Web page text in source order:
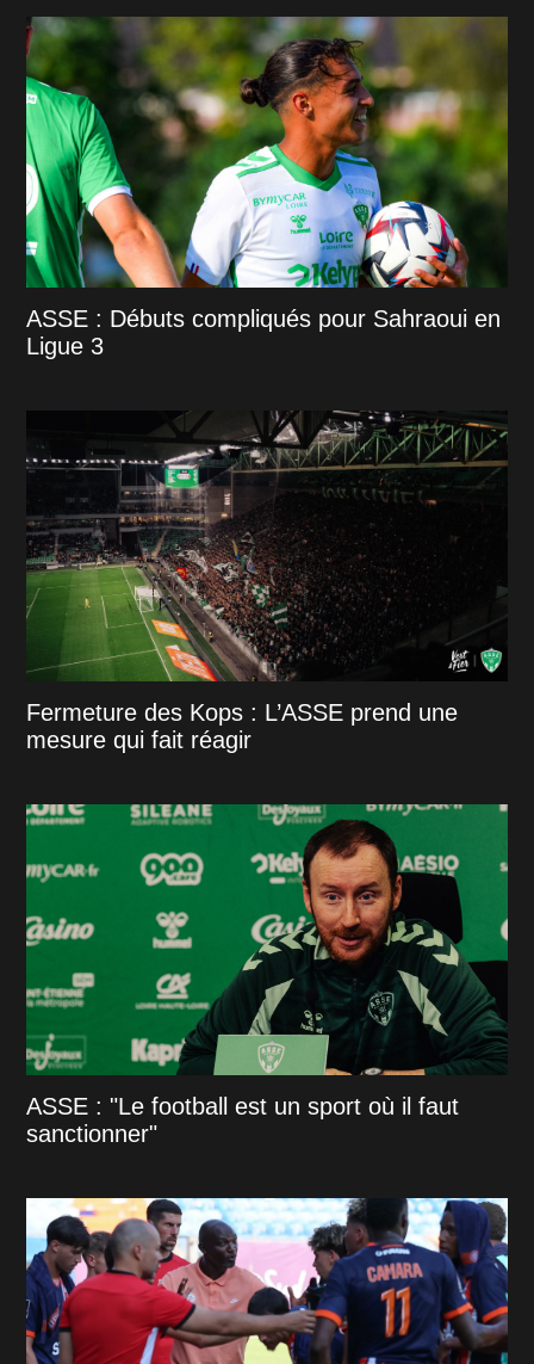
ASSE : Débuts compliqués pour Sahraoui en
Ligue 3
Fermeture des Kops : L’ASSE prend une
mesure qui fait réagir
ASSE : "Le football est un sport où il faut
sanctionner"